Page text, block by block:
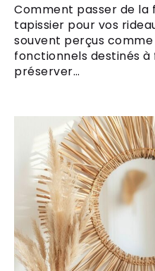
Comment passer de
tapissier pour vos
souvent perçus
fonctionnels destinés
préserver…